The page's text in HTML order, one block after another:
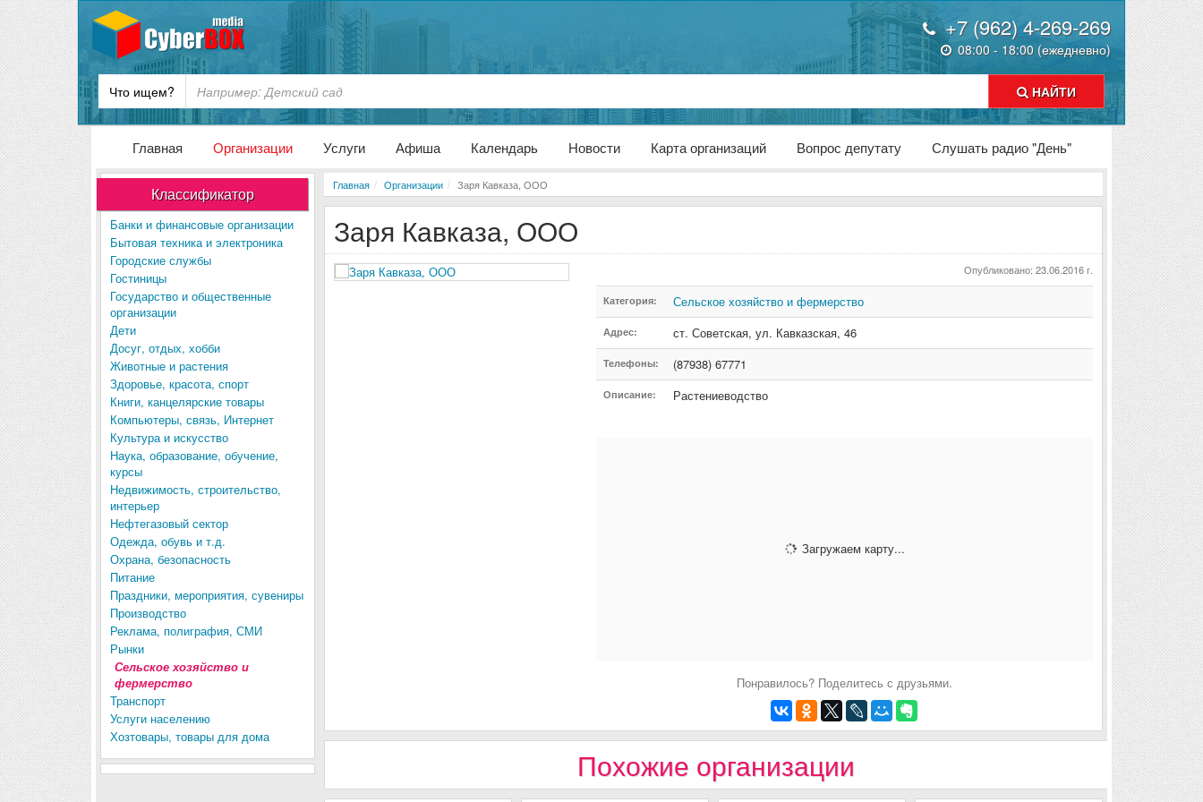
+7 (962) 4-269-269
08:00 - 18:00 (ежедневно)
Что ищем? НАЙТИ
Главная Организации Услуги Афиша Календарь Новости Карта организаций Вопрос депутату Слушать радио "День"
Классификатор
Банки и финансовые организации
Бытовая техника и электроника
Городские службы
Гостиницы
Государство и общественные
организации
Дети
Досуг, отдых, хобби
Животные и растения
Здоровье, красота, спорт
Книги, канцелярские товары
Компьютеры, связь, Интернет
Культура и искусство
Наука, образование, обучение,
курсы
Недвижимость, строительство,
интерьер
Нефтегазовый сектор
Одежда, обувь и т.д.
Охрана, безопасность
Питание
Праздники, мероприятия, сувениры
Производство
Реклама, полиграфия, СМИ
Рынки
Сельское хозяйство и
фермерство
Транспорт
Услуги населению
Хозтовары, товары для дома
Главная Организации Заря Кавказа, ООО
Заря Кавказа, ООО
Опубликовано: 23.06.2016 г.
Категория: Сельское хозяйство и фермерство
Адрес: ст. Советская, ул. Кавказская, 46
Телефоны: (87938) 67771
Описание: Растениеводство
Загружаем карту...
Понравилось? Поделитесь с друзьями.
Похожие организации